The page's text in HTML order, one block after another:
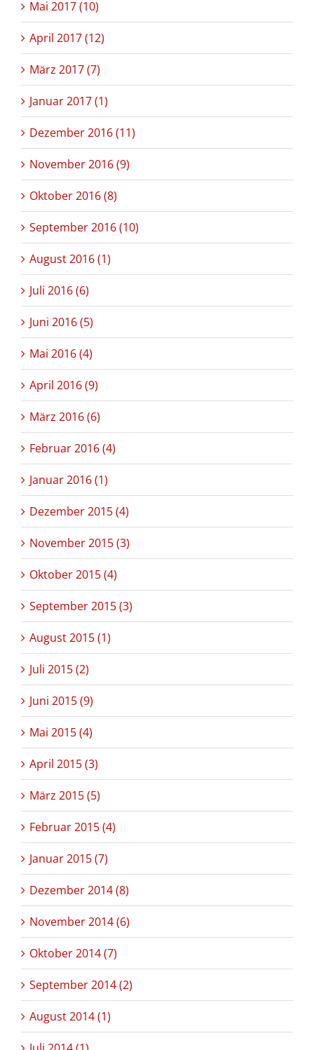
Mai 2017 (10)
April 2017 (12)
März 2017 (7)
Januar 2017 (1)
Dezember 2016 (11)
November 2016 (9)
Oktober 2016 (8)
September 2016 (10)
August 2016 (1)
Juli 2016 (6)
Juni 2016 (5)
Mai 2016 (4)
April 2016 (9)
März 2016 (6)
Februar 2016 (4)
Januar 2016 (1)
Dezember 2015 (4)
November 2015 (3)
Oktober 2015 (4)
September 2015 (3)
August 2015 (1)
Juli 2015 (2)
Juni 2015 (9)
Mai 2015 (4)
April 2015 (3)
März 2015 (5)
Februar 2015 (4)
Januar 2015 (7)
Dezember 2014 (8)
November 2014 (6)
Oktober 2014 (7)
September 2014 (2)
August 2014 (1)